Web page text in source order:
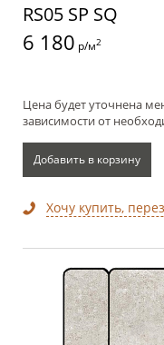
RS05 SP SQ
6 180 р/м2
Цена будет уточнена
зависимости от
Добавить в корзину
Хочу купить,